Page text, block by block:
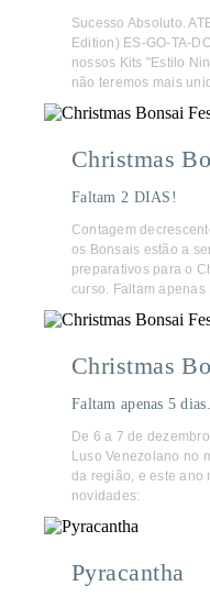
Sucesso Absoluto.
Edition) ES-GO-TA-
nossos Kits "Estilo
não teremos mais
Christmas
Faltam 2 DIAS!
Contagem
os Bonsais estão a
preparativos para o
curso. Faltam apenas
Christmas
Faltam apenas 5 dias.
De 6 a 7 de
Luso Venezolano no
da região, e este ano
novidades:
Pyracantha